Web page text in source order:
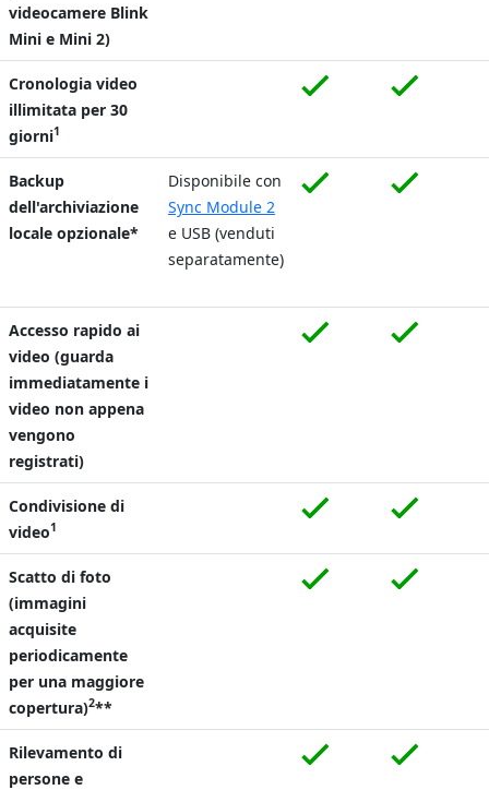
videocamere Blink
Mini e Mini 2)
Cronologia video
illimitata per 30
giorni1
Backup
dell'archiviazione
locale opzionale*
Disponibile con
Sync Module 2
e USB (venduti
separatamente)
Accesso rapido ai
video (guarda
immediatamente i
video non appena
vengono
registrati)
Condivisione di
video1
Scatto di foto
(immagini
acquisite
periodicamente
per una maggiore
copertura)2**
Rilevamento di
persone e